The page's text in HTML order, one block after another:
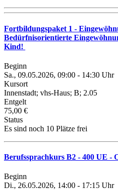
Fortbildungspaket 1 -
Bedürfnisorientierte
Kind!
Beginn
Sa., 09.05.2026, 09:00 - 14:30 Uhr
Kursort
Innenstadt; vhs-Haus; B; 2.05
Entgelt
75,00 €
Status
Es sind noch 10 Plätze frei
Berufssprachkurs B2 - 400 UE -
Beginn
Di., 26.05.2026, 14:00 - 17:15 Uhr